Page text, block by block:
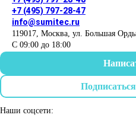
+7 (495) 797-28-47
info@sumitec.ru
119017 Москва ул. Большая
С 09:00 до 18:00
Наши соцсети: